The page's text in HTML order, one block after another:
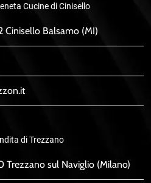
Cucine di Cinisello
Cinisello Balsamo (MI)
di Trezzano
sul Naviglio (Milano)